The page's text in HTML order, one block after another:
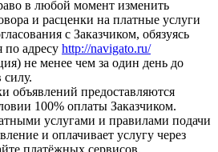
в любой момент изменить
и расценки на платные услуги
с Заказчиком, обязуясь
по адресу http://navigato.ru/
не менее чем за один день до
объявлений предоставляются
100% оплаты Заказчиком.
услугами и правилами подачи
и оплачивает услугу через
платёжных сервисов.